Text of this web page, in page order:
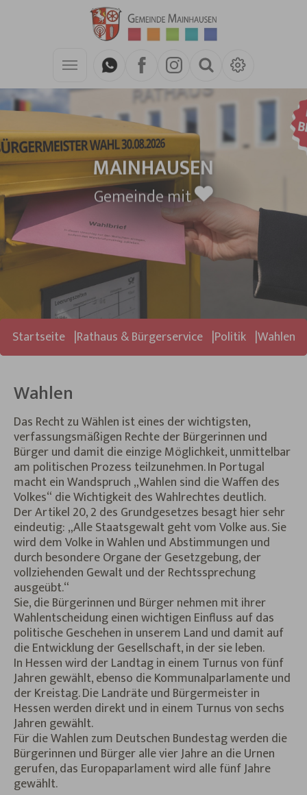
Zum Hauptinhalt springen
MAINHAUSEN
Gemeinde mit
Sie sind hier:
Startseite Rathaus & Bürgerservice Politik Wahlen
Wahlen
Das Recht zu Wählen ist eines der wichtigsten,
verfassungsmäßigen Rechte der Bürgerinnen und
Bürger und damit die einzige Möglichkeit, unmittelbar
am politischen Prozess teilzunehmen. In Portugal
macht ein Wandspruch „Wahlen sind die Waffen des
Volkes“ die Wichtigkeit des Wahlrechtes deutlich.
Der Artikel 20, 2 des Grundgesetzes besagt hier sehr
eindeutig: „Alle Staatsgewalt geht vom Volke aus. Sie
wird dem Volke in Wahlen und Abstimmungen und
durch besondere Organe der Gesetzgebung, der
vollziehenden Gewalt und der Rechtssprechung
ausgeübt.“
Sie, die Bürgerinnen und Bürger nehmen mit ihrer
Wahlentscheidung einen wichtigen Einfluss auf das
politische Geschehen in unserem Land und damit auf
die Entwicklung der Gesellschaft, in der sie leben.
In Hessen wird der Landtag in einem Turnus von fünf
Jahren gewählt, ebenso die Kommunalparlamente und
der Kreistag. Die Landräte und Bürgermeister in
Hessen werden direkt und in einem Turnus von sechs
Jahren gewählt.
Für die Wahlen zum Deutschen Bundestag werden die
Bürgerinnen und Bürger alle vier Jahre an die Urnen
gerufen, das Europaparlament wird alle fünf Jahre
gewählt.